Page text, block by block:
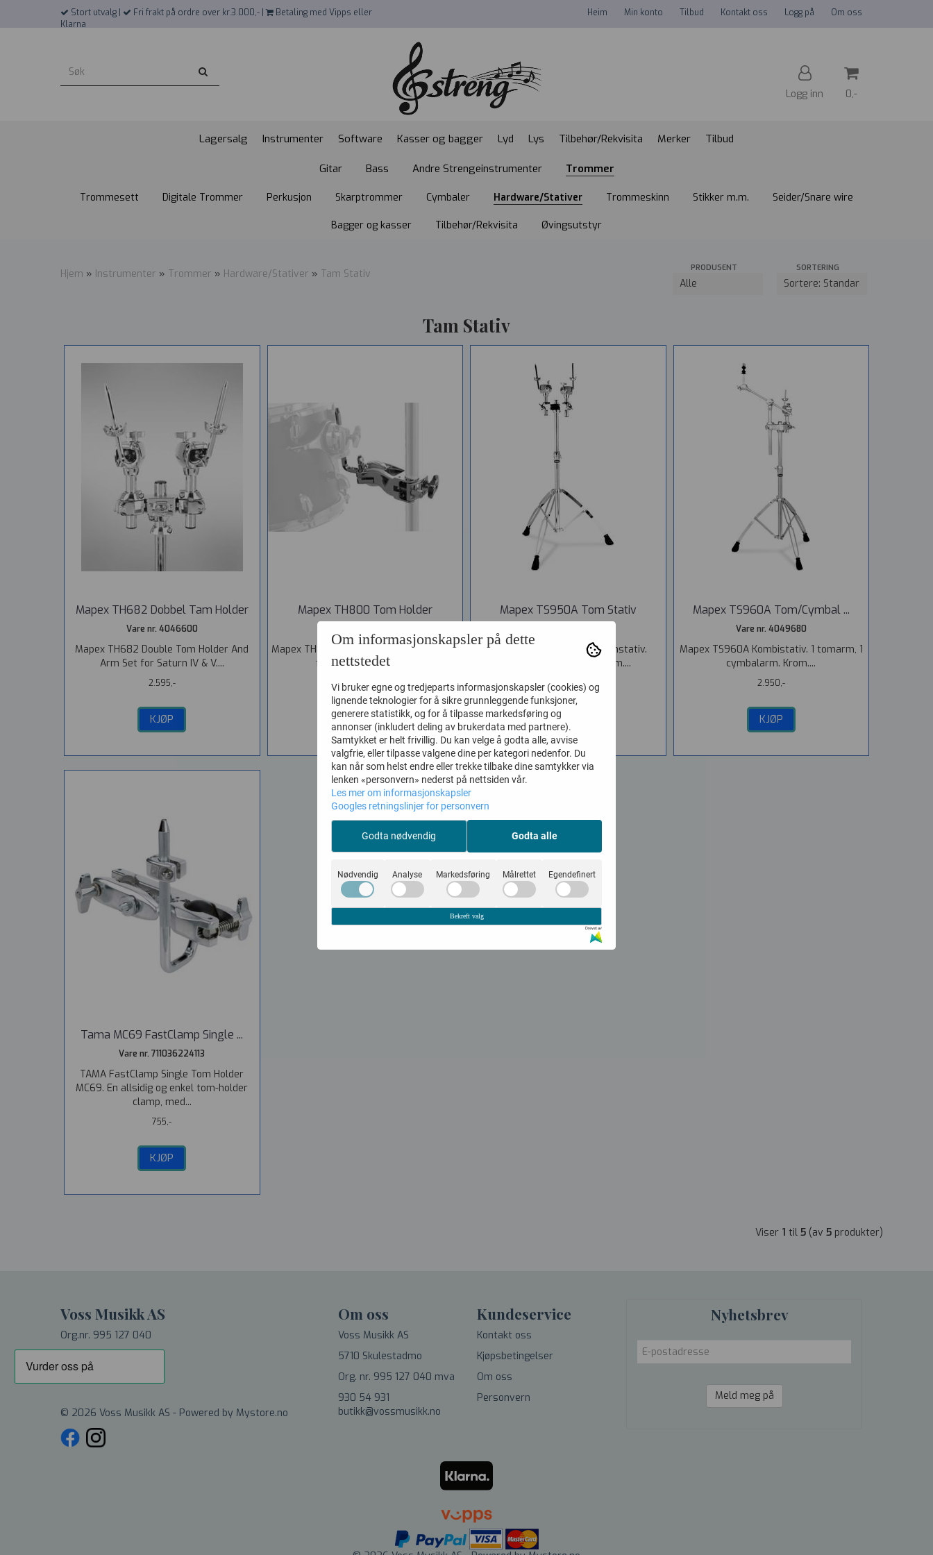
Stort utvalg | Fri frakt på ordre over kr.3.000,- |
Betaling med Vipps eller
Klarna
Heim Min konto Tilbud Kontakt oss Logg på Om oss
Logg inn 0,-
Lagersalg Instrumenter Software Kasser og bagger Lyd Lys Tilbehør/Rekvisita Merker Tilbud
Gitar Bass Andre Strengeinstrumenter Trommer
Trommesett Digitale Trommer Perkusjon Skarptrommer Cymbaler Hardware/Stativer Trommeskinn Stikker m.m. Seider/Snare wire
Bagger og kasser Tilbehør/Rekvisita Øvingsutstyr
Hjem » Instrumenter » Trommer » Hardware/Stativer » Tam Stativ PRODUSENT SORTERING
Tam Stativ
Mapex TH682 Dobbel Tam Holder
Vare nr. 4046600
Mapex TH682 Double Tom Holder And
Arm Set for Saturn IV & V....
2.595,-
KJØP
Mapex TH800 Tom Holder
Mapex TH800 SoniClear enkel tamholder
for Saturn IV-series....
480,-
KJØP
Mapex TS950A Tom Stativ
Mapex TS950A Dobbelt tamstativ.
Dobbelstagede ben. Krom....
2.750,-
KJØP
Mapex TS960A Tom/Cymbal ...
Vare nr. 4049680
Mapex TS960A Kombistativ. 1 tomarm, 1
cymbalarm. Krom....
2.950,-
KJØP
Tama MC69 FastClamp Single ...
Vare nr. 711036224113
TAMA FastClamp Single Tom Holder
MC69. En allsidig og enkel tom-holder
clamp, med...
755,-
KJØP
Viser 1 til 5 (av 5 produkter)
Voss Musikk AS
Org.nr. 995 127 040
© 2026 Voss Musikk AS - Powered by Mystore.no
Om oss
Voss Musikk AS
5710 Skulestadmo
Org. nr. 995 127 040 mva
930 54 931
butikk@vossmusikk.no
Kundeservice
Kontakt oss
Kjøpsbetingelser
Om oss
Personvern
Nyhetsbrev
Meld meg på
Trykk ENTER for å søke
Om informasjonskapsler på dette
nettstedet
Vi bruker egne og tredjeparts informasjonskapsler (cookies) og
lignende teknologier for å sikre grunnleggende funksjoner,
generere statistikk, og for å tilpasse markedsføring og
annonser (inkludert deling av brukerdata med partnere).
Samtykket er helt frivillig. Du kan velge å godta alle, avvise
valgfrie, eller tilpasse valgene dine per kategori nedenfor. Du
kan når som helst endre eller trekke tilbake dine samtykker via
lenken «personvern» nederst på nettsiden vår.
Les mer om informasjonskapsler
Googles retningslinjer for personvern
Godta nødvendig Godta alle
Nødvendig Analyse Markedsføring Målrettet Egendefinert
Bekreft valg
Drevet av